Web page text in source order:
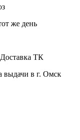
же день
Доставка ТК
выдачи в г. Омск